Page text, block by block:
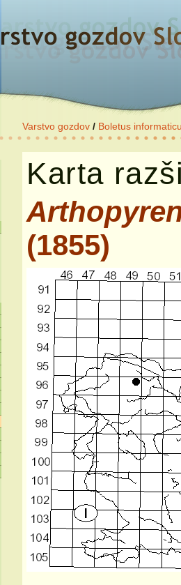
Varstvo gozdov / Boletus
Karta
(1855)